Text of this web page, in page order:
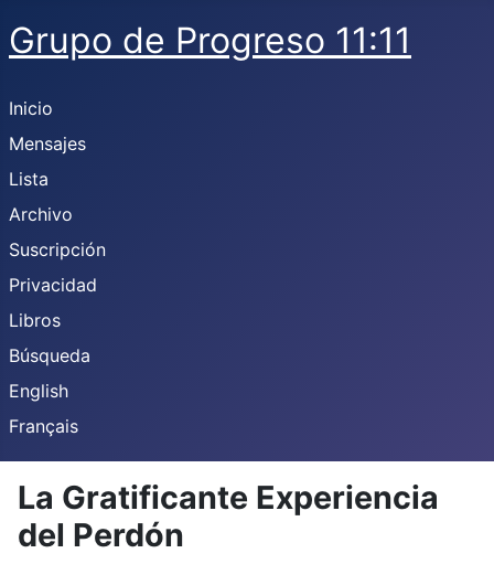
Grupo de Progreso 11:11
Inicio
Mensajes
Lista
Archivo
Suscripción
Privacidad
Libros
Búsqueda
English
Français
La Gratificante Experiencia
del Perdón